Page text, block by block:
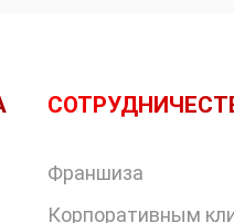
Франшиза
Корпоративным